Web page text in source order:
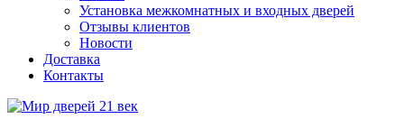
Установка межкомнатных и входных дверей
Отзывы клиентов
Новости
Доставка
Контакты